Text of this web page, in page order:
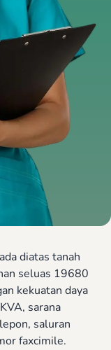
diatas tanah
seluas 19680
kekuatan daya
sarana
saluran
faxcimile.